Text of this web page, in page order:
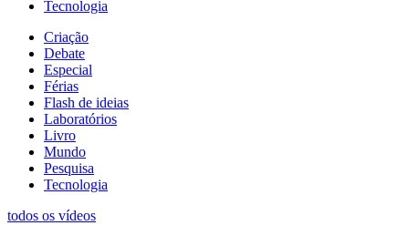
Tecnologia
Criação
Debate
Especial
Férias
Flash de ideias
Laboratórios
Livro
Mundo
Pesquisa
Tecnologia
todos os vídeos